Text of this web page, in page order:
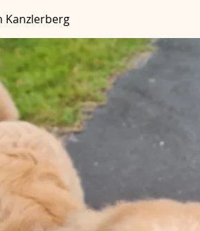
Kanzlerberg